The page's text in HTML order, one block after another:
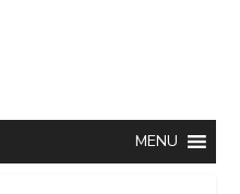
MENU